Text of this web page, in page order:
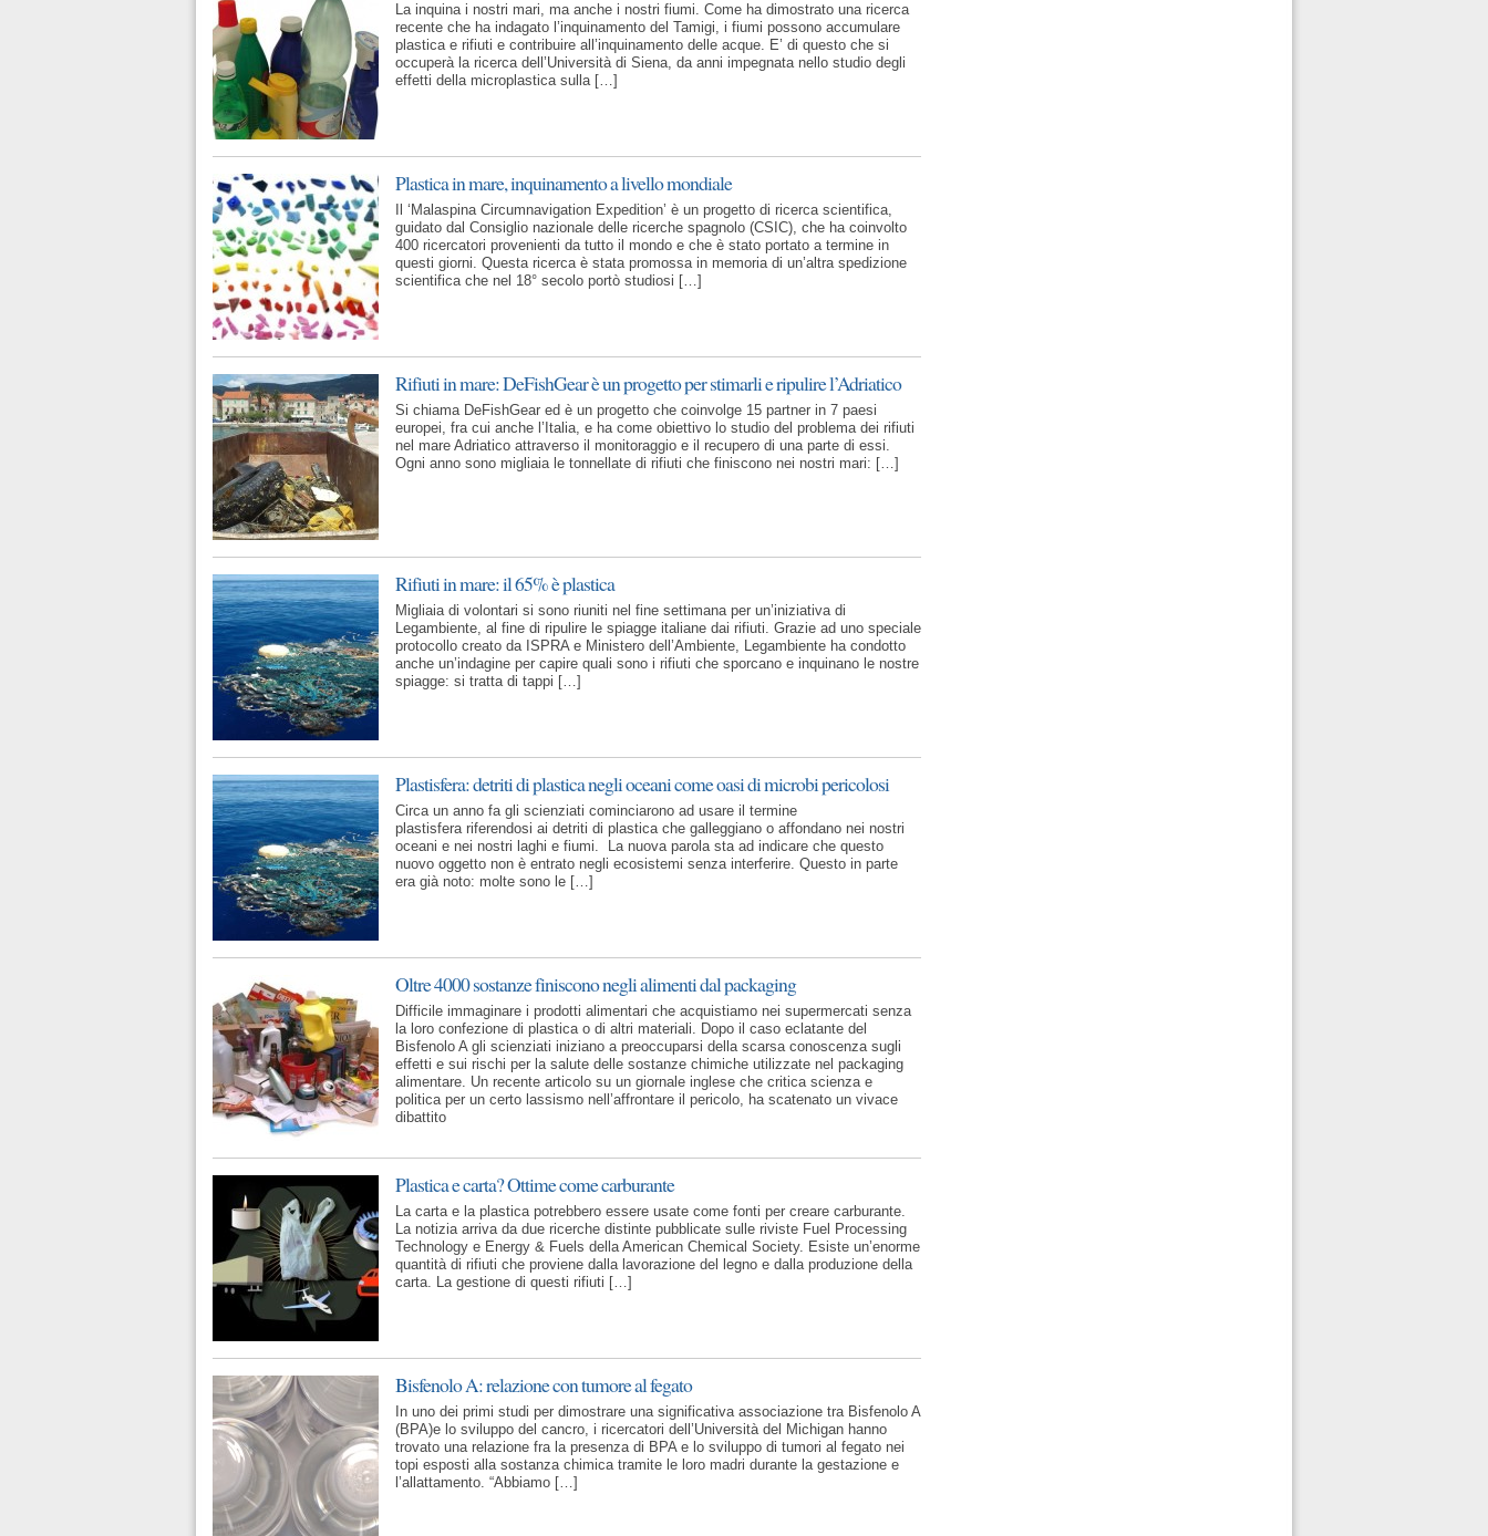
La inquina i nostri mari, ma anche i nostri fiumi. Come ha dimostrato una ricerca
recente che ha indagato l’inquinamento del Tamigi, i fiumi possono accumulare
plastica e rifiuti e contribuire all’inquinamento delle acque. E’ di questo che si
occuperà la ricerca dell’Università di Siena, da anni impegnata nello studio degli
effetti della microplastica sulla […]
Plastica in mare, inquinamento a livello mondiale
Il ‘Malaspina Circumnavigation Expedition’ è un progetto di ricerca scientifica,
guidato dal Consiglio nazionale delle ricerche spagnolo (CSIC), che ha coinvolto
400 ricercatori provenienti da tutto il mondo e che è stato portato a termine in
questi giorni. Questa ricerca è stata promossa in memoria di un’altra spedizione
scientifica che nel 18° secolo portò studiosi […]
Rifiuti in mare: DeFishGear è un progetto per stimarli e ripulire l’Adriatico
Si chiama DeFishGear ed è un progetto che coinvolge 15 partner in 7 paesi
europei, fra cui anche l’Italia, e ha come obiettivo lo studio del problema dei rifiuti
nel mare Adriatico attraverso il monitoraggio e il recupero di una parte di essi.
Ogni anno sono migliaia le tonnellate di rifiuti che finiscono nei nostri mari: […]
Rifiuti in mare: il 65% è plastica
Migliaia di volontari si sono riuniti nel fine settimana per un’iniziativa di
Legambiente, al fine di ripulire le spiagge italiane dai rifiuti. Grazie ad uno speciale
protocollo creato da ISPRA e Ministero dell’Ambiente, Legambiente ha condotto
anche un’indagine per capire quali sono i rifiuti che sporcano e inquinano le nostre
spiagge: si tratta di tappi […]
Plastisfera: detriti di plastica negli oceani come oasi di microbi pericolosi
Circa un anno fa gli scienziati cominciarono ad usare il termine
plastisfera riferendosi ai detriti di plastica che galleggiano o affondano nei nostri
oceani e nei nostri laghi e fiumi. La nuova parola sta ad indicare che questo
nuovo oggetto non è entrato negli ecosistemi senza interferire. Questo in parte
era già noto: molte sono le […]
Oltre 4000 sostanze finiscono negli alimenti dal packaging
Difficile immaginare i prodotti alimentari che acquistiamo nei supermercati senza
la loro confezione di plastica o di altri materiali. Dopo il caso eclatante del
Bisfenolo A gli scienziati iniziano a preoccuparsi della scarsa conoscenza sugli
effetti e sui rischi per la salute delle sostanze chimiche utilizzate nel packaging
alimentare. Un recente articolo su un giornale inglese che critica scienza e
politica per un certo lassismo nell’affrontare il pericolo, ha scatenato un vivace
dibattito
Plastica e carta? Ottime come carburante
La carta e la plastica potrebbero essere usate come fonti per creare carburante.
La notizia arriva da due ricerche distinte pubblicate sulle riviste Fuel Processing
Technology e Energy & Fuels della American Chemical Society. Esiste un’enorme
quantità di rifiuti che proviene dalla lavorazione del legno e dalla produzione della
carta. La gestione di questi rifiuti […]
Bisfenolo A: relazione con tumore al fegato
In uno dei primi studi per dimostrare una significativa associazione tra Bisfenolo A
(BPA)e lo sviluppo del cancro, i ricercatori dell’Università del Michigan hanno
trovato una relazione fra la presenza di BPA e lo sviluppo di tumori al fegato nei
topi esposti alla sostanza chimica tramite le loro madri durante la gestazione e
l’allattamento. “Abbiamo […]